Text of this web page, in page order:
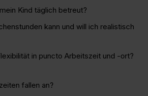
Kind täglich betreut?
kann und will ich realistisch
in puncto Arbeitszeit und -ort?
fallen an?